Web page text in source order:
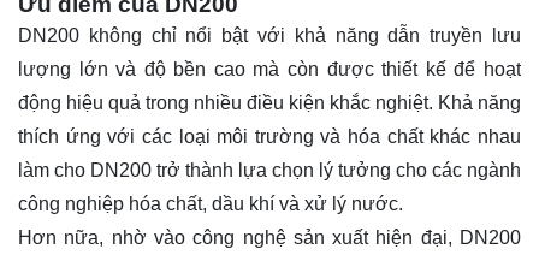
DN200 không chỉ nổi bật với khả năng dẫn truyền lưu
lượng lớn và độ bền cao mà còn được thiết kế để hoạt
động hiệu quả trong nhiều điều kiện khắc nghiệt. Khả năng
thích ứng với các loại môi trường và hóa chất khác nhau
làm cho DN200 trở thành lựa chọn lý tưởng cho các ngành
công nghiệp hóa chất, dầu khí và xử lý nước.
Hơn nữa, nhờ vào công nghệ sản xuất hiện đại, DN200